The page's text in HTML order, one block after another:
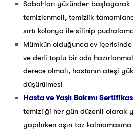
Sabahları yüzünden başlayarak
temizlenmeli, temizlik
sırtı kolonya ile silinip pudralama
Mümkün olduğunca ev
ve derli toplu bir oda
derece olmalı, hastanın ateşi
düşürülmesi
Hasta ve Yaşlı Bakımı
temizliği her gün düzenli olarak
yapılırken aşırı toz